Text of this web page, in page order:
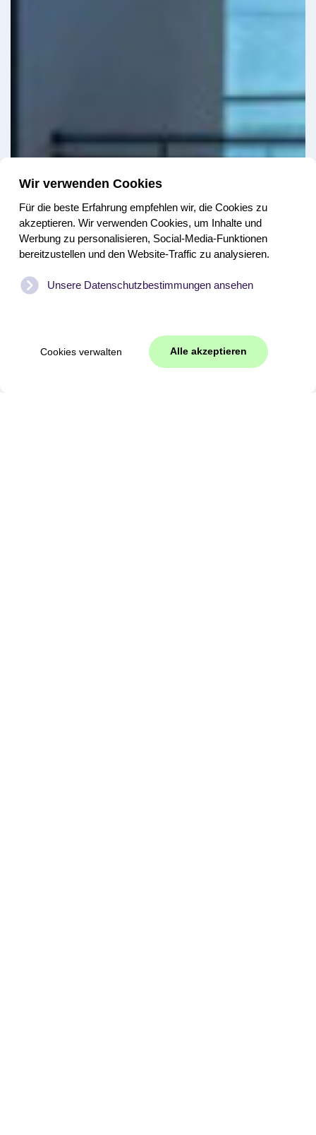
Wir verwenden Cookies
Für die beste Erfahrung empfehlen wir, die Cookies zu
akzeptieren. Wir verwenden Cookies, um Inhalte und
Werbung zu personalisieren, Social-Media-Funktionen
bereitzustellen und den Website-Traffic zu analysieren.
Unsere Datenschutzbestimmungen ansehen
Cookies verwalten Alle akzeptieren